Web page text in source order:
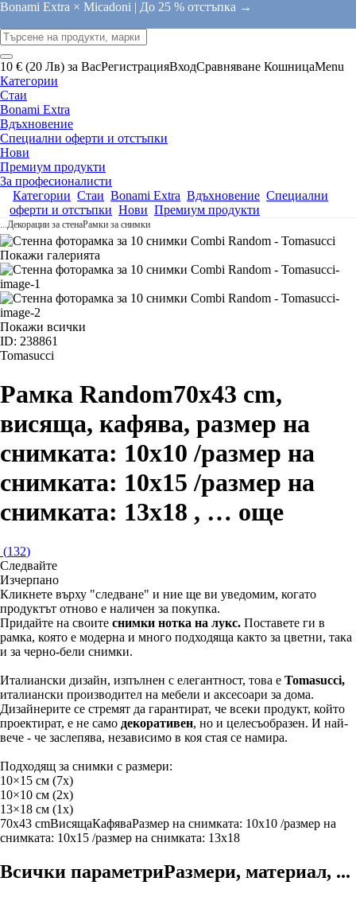
Bonami Extra × Micadoni | До 25 % отстъпка →
10 € (20 Лв) за ВасРегистрацияВходСравняване КошницаMenu
Категории
Стаи
Bonami Extra
Вдъхновение
Специални оферти и отстъпки
Нови
Премиум продукти
За професионалисти
Категории Стаи Bonami Extra Вдъхновение Специални
оферти и отстъпки Нови Премиум продукти
...Декорации за стенаРамки за снимки
Покажи галерията
Покажи всички
ID: 238861
Tomasucci
Рамка Random70x43 cm,
висяща, кафява, размер на
снимката: 10x10 /размер на
снимката: 10x15 /размер на
снимката: 13x18 , … още
(132)
Следвайте
Изчерпанo
Кликнете върху "следване" и ние ще ви уведомим, когато
продуктът отново е наличен за покупка.
Придайте на своите снимки нотка на лукс. Поставете ги в
рамка, която е модерна и много подходяща както за цветни, така
и за черно-бели снимки.
Италиански дизайн, изпълнен с елегантност, това е Tomasucci,
италиански производител на мебели и аксесоари за дома.
Дизайнерите се стремят да гарантират, че всеки продукт, който
проектират, е не само декоративен, но и целесъобразен. И най-
вече - че заслепява, независимо в коя стая се намира.
Подходящ за снимки с размери:
10×15 см (7x)
10×10 см (2х)
13×18 см (1х)
70x43 cmВисящаКафяваРазмер на снимката: 10x10 /размер на
снимката: 10x15 /размер на снимката: 13x18
Всички параметриРазмери, материал, ...